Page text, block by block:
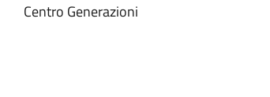
Centro Generazioni